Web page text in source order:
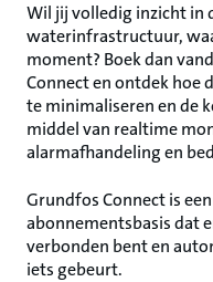
Wil jij volledig inzicht in
waterinfrastructuur,
moment? Boek dan
Connect en ontdek hoe
te minimaliseren en de
middel van realtime
alarmafhandeling en
Grundfos Connect is
abonnementsbasis dat
verbonden bent en
iets gebeurt.